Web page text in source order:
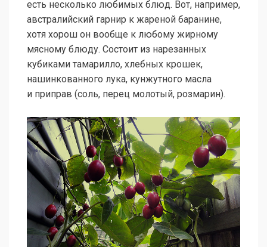
есть несколько любимых блюд. Вот, например,
австралийский гарнир к жареной баранине,
хотя хорош он вообще к любому жирному
мясному блюду. Состоит из нарезанных
кубиками тамарилло, хлебных крошек,
нашинкованного лука, кунжутного масла
и приправ (соль, перец молотый, розмарин).